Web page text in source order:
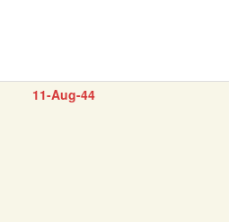
11-Aug-44